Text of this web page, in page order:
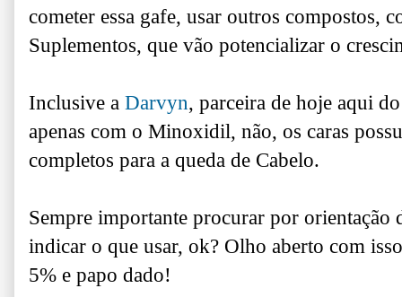
cometer essa gafe, usar outros compostos,
Suplementos, que vão potencializar o
Inclusive a Darvyn, parceira de hoje aqui
apenas com o Minoxidil, não, os caras
completos para a queda de Cabelo.
Sempre importante procurar por orientação
indicar o que usar, ok? Olho aberto com
5% e papo dado!